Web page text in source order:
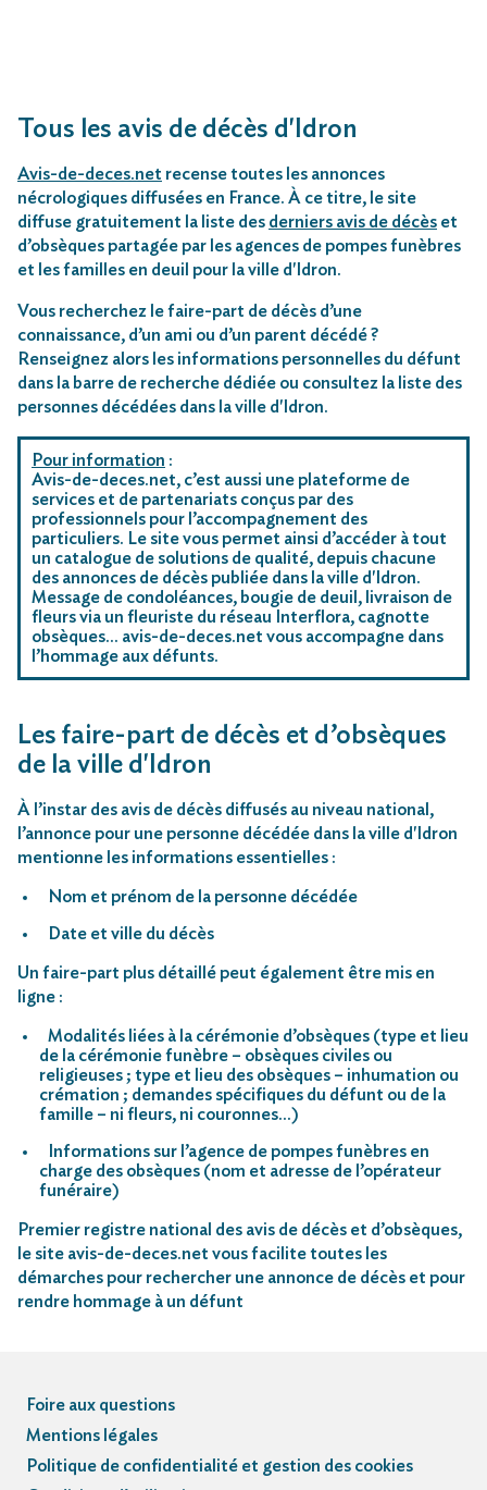
Tous les avis de décès d'Idron
Avis-de-deces.net recense toutes les annonces
nécrologiques diffusées en France. À ce titre, le site
diffuse gratuitement la liste des derniers avis de décès et
d’obsèques partagée par les agences de pompes funèbres
et les familles en deuil pour la ville d'Idron.
Vous recherchez le faire-part de décès d’une
connaissance, d’un ami ou d’un parent décédé ?
Renseignez alors les informations personnelles du défunt
dans la barre de recherche dédiée ou consultez la liste des
personnes décédées dans la ville d'Idron.
Pour information :
Avis-de-deces.net, c’est aussi une plateforme de
services et de partenariats conçus par des
professionnels pour l’accompagnement des
particuliers. Le site vous permet ainsi d’accéder à tout
un catalogue de solutions de qualité, depuis chacune
des annonces de décès publiée dans la ville d'Idron.
Message de condoléances, bougie de deuil, livraison de
fleurs via un fleuriste du réseau Interflora, cagnotte
obsèques… avis-de-deces.net vous accompagne dans
l’hommage aux défunts.
Les faire-part de décès et d’obsèques
de la ville d'Idron
À l’instar des avis de décès diffusés au niveau national,
l’annonce pour une personne décédée dans la ville d'Idron
mentionne les informations essentielles :
Nom et prénom de la personne décédée
Date et ville du décès
Un faire-part plus détaillé peut également être mis en
ligne :
Modalités liées à la cérémonie d’obsèques (type et lieu
de la cérémonie funèbre – obsèques civiles ou
religieuses ; type et lieu des obsèques – inhumation ou
crémation ; demandes spécifiques du défunt ou de la
famille – ni fleurs, ni couronnes…)
Informations sur l’agence de pompes funèbres en
charge des obsèques (nom et adresse de l’opérateur
funéraire)
Premier registre national des avis de décès et d’obsèques,
le site avis-de-deces.net vous facilite toutes les
démarches pour rechercher une annonce de décès et pour
rendre hommage à un défunt
Foire aux questions
Mentions légales
Politique de confidentialité et gestion des cookies